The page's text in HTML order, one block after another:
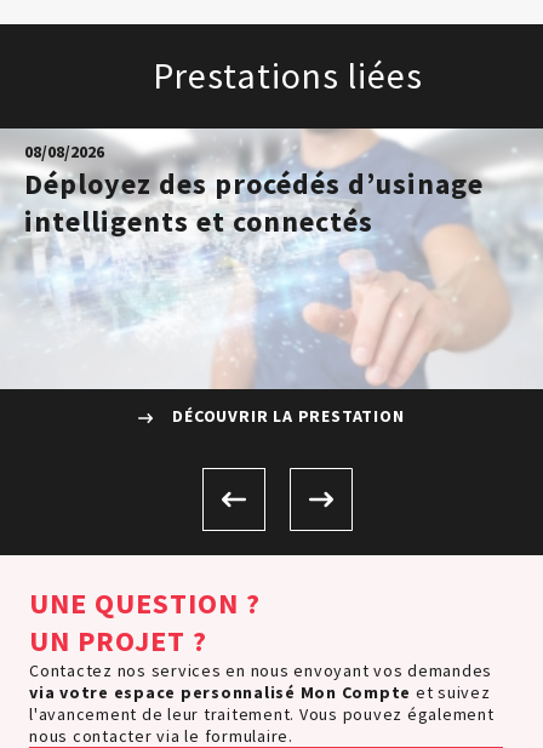
Prestations liées
08/08/2026
Déployez des procédés d’usinage
intelligents et connectés
DÉCOUVRIR LA PRESTATION
UNE QUESTION ?
UN PROJET ?
Contactez nos services en nous envoyant vos demandes
via votre espace personnalisé Mon Compte et suivez
l'avancement de leur traitement. Vous pouvez également
nous contacter via le formulaire.